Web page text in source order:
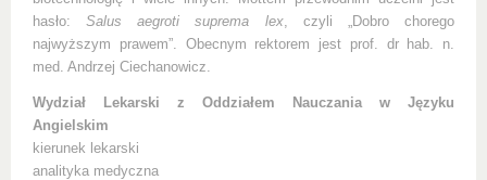
hasło:Salus aegroti suprema lex, czyli „Dobro chorego
najwyższym prawem”. Obecnym rektorem jest prof. dr hab. n.
med. Andrzej Ciechanowicz.
Wydział Lekarski z Oddziałem Nauczania w Języku
Angielskim
kierunek lekarski
analityka medyczna